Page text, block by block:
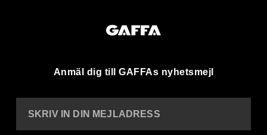
Anmäl dig till GAFFAs nyhetsmejl
SKRIV IN DIN MEJLADRESS